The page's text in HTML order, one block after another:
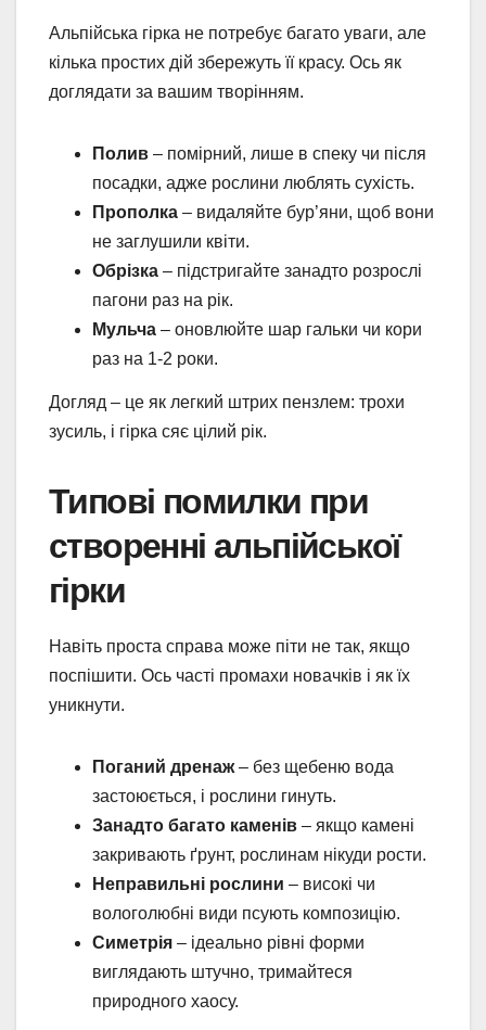
Альпійська гірка не потребує багато уваги, але
кілька простих дій збережуть її красу. Ось як
доглядати за вашим творінням.
Полив – помірний, лише в спеку чи після
посадки, адже рослини люблять сухість.
Прополка – видаляйте бур’яни, щоб вони
не заглушили квіти.
Обрізка – підстригайте занадто розрослі
пагони раз на рік.
Мульча – оновлюйте шар гальки чи кори
раз на 1-2 роки.
Догляд – це як легкий штрих пензлем: трохи
зусиль, і гірка сяє цілий рік.
Типові помилки при
створенні альпійської
гірки
Навіть проста справа може піти не так, якщо
поспішити. Ось часті промахи новачків і як їх
уникнути.
Поганий дренаж– без щебеню вода
застоюється, і рослини гинуть.
Занадто багато каменів – якщо камені
закривають ґрунт, рослинам нікуди рости.
Неправильні рослини – високі чи
вологолюбні види псують композицію.
Симетрія – ідеально рівні форми
виглядають штучно, тримайтеся
природного хаосу.